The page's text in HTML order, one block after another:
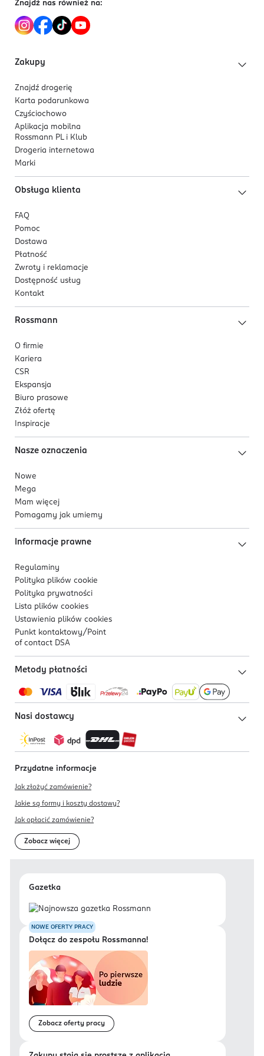
pielęgnujące:
gdy potrzebne są krycie, lekkość i trwałość.
Znajdź nas również na:
Zakupy
Znajdź drogerię
Karta podarunkowa
Czyściochowo
Aplikacja mobilna
Rossmann PL i Klub
Drogeria internetowa
Marki
Obsługa klienta
FAQ
Pomoc
Dostawa
Płatność
Zwroty i reklamacje
Dostępność usług
Kontakt
Rossmann
O firmie
Kariera
CSR
Ekspansja
Biuro prasowe
Złóż ofertę
Inspiracje
Nasze oznaczenia
Nowe
Mega
Mam więcej
Pomagamy jak umiemy
Informacje prawne
Regulaminy
Polityka plików cookie
Polityka prywatności
Lista plików cookies
Ustawienia plików cookies
Punkt kontaktowy/ Point
of contact DSA
Metody płatności
Nasi dostawcy
Przydatne informacje
Jak złożyć zamówienie?
Jakie są formy i koszty dostawy?
Jak opłacić zamówienie?
Zobacz więcej
Gazetka
NOWE OFERTY PRACY
Dołącz do zespołu Rossmanna!
Zobacz oferty pracy